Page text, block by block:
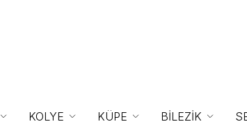
KOLYE KÜPE BİLEZİK